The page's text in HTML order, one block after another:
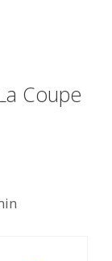
Coupe